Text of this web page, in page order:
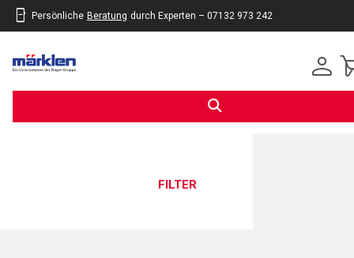
Persönliche Beratung durch Experten – 07132 973 242
FILTER